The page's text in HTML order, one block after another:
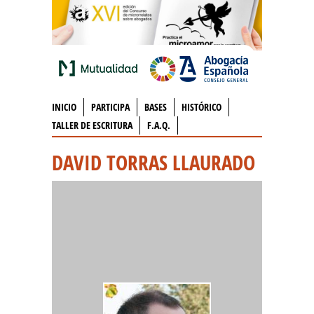
INICIO PARTICIPA BASES
HISTÓRICO
TALLER DE ESCRITURA
F.A.Q.
DAVID TORRAS LLAURADO